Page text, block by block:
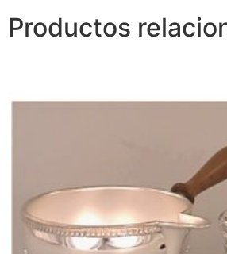
Productos